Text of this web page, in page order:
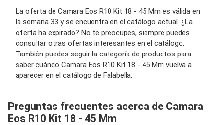
La oferta de Camara Eos R10 Kit 18 - 45 Mm es válida en
la semana 33 y se encuentra en el catálogo actual. ¿La
oferta ha expirado? No te preocupes, siempre puedes
consultar otras ofertas interesantes en el catálogo.
También puedes seguir la categoría de productos para
saber cuándo Camara Eos R10 Kit 18 - 45 Mm vuelva a
aparecer en el catálogo de Falabella.
Preguntas frecuentes acerca de Camara
Eos R10 Kit 18 - 45 Mm